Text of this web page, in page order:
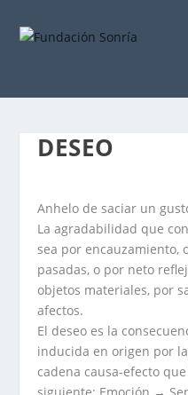
DESEO
Anhelo de saciar un
La agradabilidad que
sea por encauzamiento,
pasadas, o por neto
objetos materiales, por
afectos.
El deseo es la
inducida en origen por
cadena causa-efecto